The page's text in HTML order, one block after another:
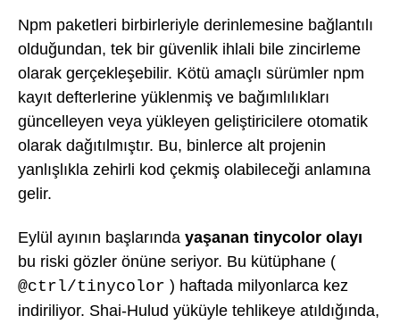
Npm paketleri birbirleriyle derinlemesine bağlantılı
olduğundan, tek bir güvenlik ihlali bile zincirleme
olarak gerçekleşebilir. Kötü amaçlı sürümler npm
kayıt defterlerine yüklenmiş ve bağımlılıkları
güncelleyen veya yükleyen geliştiricilere otomatik
olarak dağıtılmıştır. Bu, binlerce alt projenin
yanlışlıkla zehirli kod çekmiş olabileceği anlamına
gelir.
Eylül ayının başlarında yaşanan tinycolor olayı
bu riski gözler önüne seriyor. Bu kütüphane (
@ctrl/tinycolor ) haftada milyonlarca kez
indiriliyor. Shai-Hulud yüküyle tehlikeye atıldığında,